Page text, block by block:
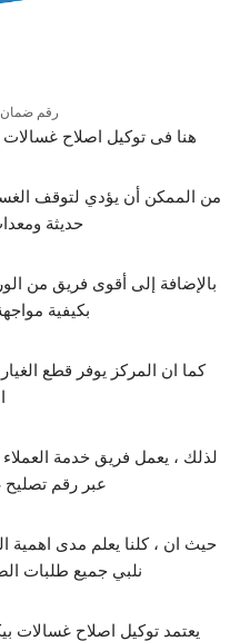
رقم ضمان
هنا فى توكيل اصلاح
من الممكن أن يؤدي لتوقف
حديثة
بالإضافة إلى أقوى فريق من
بكيفية
كما ان المركز يوفر قطع
لذلك ، يعمل فريق خدمة
عبر رقم تصليح
حيث ان ، كلنا يعلم مدى اهمية
نلبي جميع طلبات
يعتمد توكيل اصلاح غسالات